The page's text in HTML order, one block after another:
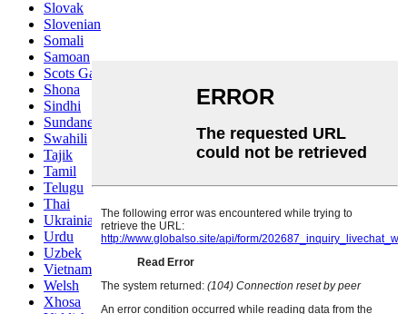
Slovak
Slovenian
Somali
Samoan
Scots Gaelic
Shona
Sindhi
Sundanese
Swahili
Tajik
Tamil
Telugu
Thai
Ukrainian
Urdu
Uzbek
Vietnamese
Welsh
Xhosa